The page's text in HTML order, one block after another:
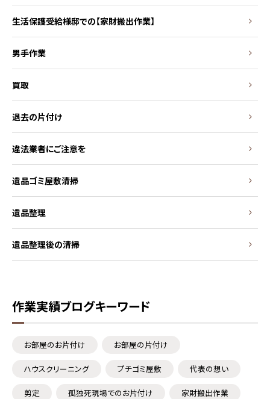
生活保護受給様邸での【家財搬出作業】
男手作業
買取
退去の片付け
違法業者にご注意を
遺品ゴミ屋敷清掃
遺品整理
遺品整理後の清掃
作業実績ブログキーワード
お部屋のお片付け お部屋の片付け
ハウスクリーニング プチゴミ屋敷 代表の想い
剪定 孤独死現場でのお片付け 家財搬出作業